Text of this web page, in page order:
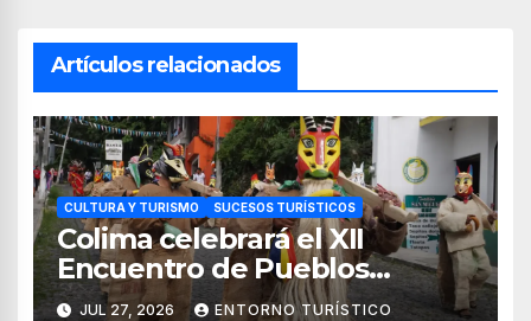
Artículos relacionados
CULTURA Y TURISMO SUCESOS TURÍSTICOS
Colima celebrará el XII
Encuentro de Pueblos
Originarios Tonelhuayo 2026
JUL 27, 2026 ENTORNO TURÍSTICO